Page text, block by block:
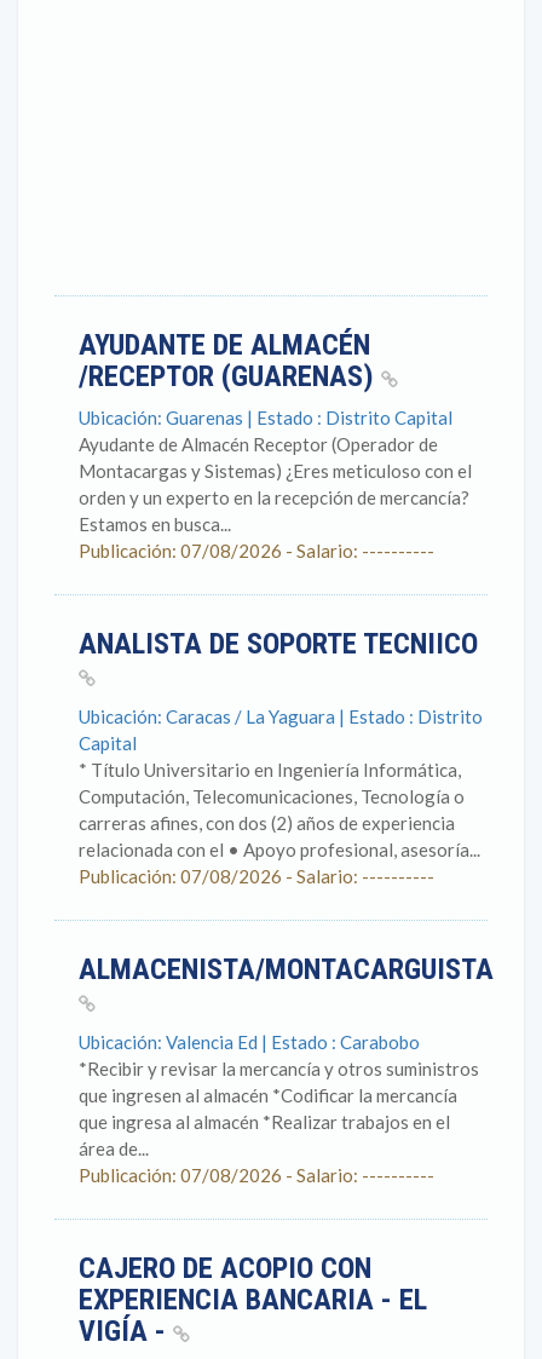
AYUDANTE DE ALMACÉN
/RECEPTOR (GUARENAS)
Ubicación: Guarenas | Estado : Distrito Capital
Ayudante de Almacén Receptor (Operador de
Montacargas y Sistemas) ¿Eres meticuloso con el
orden y un experto en la recepción de mercancía?
Estamos en busca...
Publicación: 07/08/2026 - Salario: ----------
ANALISTA DE SOPORTE TECNIICO
Ubicación: Caracas / La Yaguara | Estado : Distrito
Capital
* Título Universitario en Ingeniería Informática,
Computación, Telecomunicaciones, Tecnología o
carreras afines, con dos (2) años de experiencia
relacionada con el • Apoyo profesional, asesoría...
Publicación: 07/08/2026 - Salario: ----------
ALMACENISTA/MONTACARGUISTA
Ubicación: Valencia Ed | Estado : Carabobo
*Recibir y revisar la mercancía y otros suministros
que ingresen al almacén *Codificar la mercancía
que ingresa al almacén *Realizar trabajos en el
área de...
Publicación: 07/08/2026 - Salario: ----------
CAJERO DE ACOPIO CON
EXPERIENCIA BANCARIA - EL
VIGÍA -